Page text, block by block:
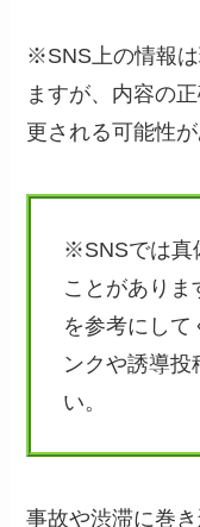
※SNS上の情報
ますが、内容の
更される可能性が
※SNSでは真
ことがありま
を参考にして
ンクや誘導投
い。
事故や渋滞に巻